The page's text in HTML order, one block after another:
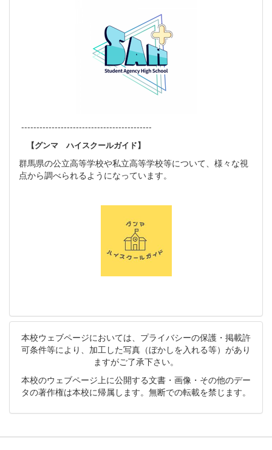
-------------------------------------------
【グンマ ハイスクールガイド】
群馬県の公立高等学校や私立高等学校等について、様々な視
点から調べられるようになっています。
本校ウェブページにおいては、プライバシーの保護・掲載許
可条件等により、加工した写真（ぼかしを入れる等）があり
ますがご了承下さい。
本校のウェブページ上に公開する文書・画像・その他のデー
タの著作権は本校に帰属します。無断での転載を禁じます。